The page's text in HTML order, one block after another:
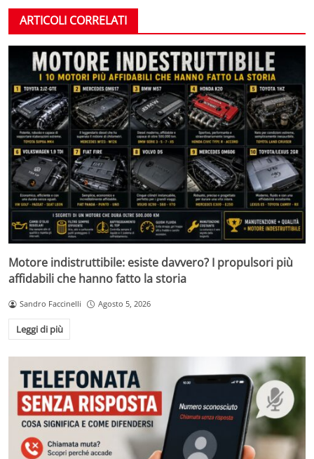
ARTICOLI CORRELATI
Motore indistruttibile: esiste davvero? I propulsori più
affidabili che hanno fatto la storia
Sandro Faccinelli Agosto 5, 2026
Leggi di più